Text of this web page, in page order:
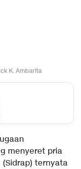
K. Ambarita
menyeret pria
ternyata